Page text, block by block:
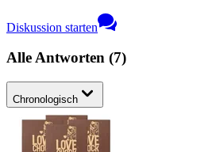
Diskussion starten
Alle Antworten (7)
Chronologisch